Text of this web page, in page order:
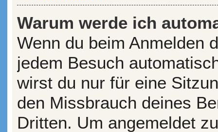
Warum werde ich
Wenn du beim Anmelden
jedem Besuch
wirst du nur für eine
den Missbrauch deines
Dritten. Um angemeldet